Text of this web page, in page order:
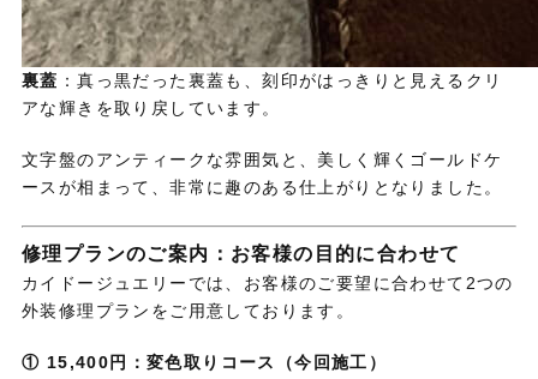
裏蓋 ：真っ黒だった裏蓋も、刻印がはっきりと見えるクリ
アな輝きを取り戻しています。
文字盤のアンティークな雰囲気と、美しく輝くゴールドケ
ースが相まって、非常に趣のある仕上がりとなりました。
修理プランのご案内：お客様の目的に合わせて
カイドージュエリーでは、お客様のご要望に合わせて2つの
外装修理プランをご用意しております。
① 15,400円：変色取りコース（今回施工）